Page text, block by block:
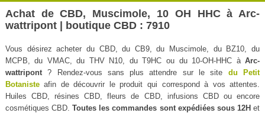
Achat de CBD, Muscimole, 10 OH HHC à Arc-
wattripont | boutique CBD : 7910
Vous désirez acheter du CBD, du CB9, du Muscimole, du BZ10, du
MCPB, du VMAC, du THV N10, du T9HC ou du 10-OH-HHC àArc-
wattripont? Rendez-vous sans plus attendre sur le site du Petit
Botanisteafin de découvrir le produit qui correspond à vos attentes.
Huiles CBD, résines CBD, fleurs de CBD, infusions CBD ou encore
cosmétiques CBD.Toutes les commandes sont expédiées sous 12H et